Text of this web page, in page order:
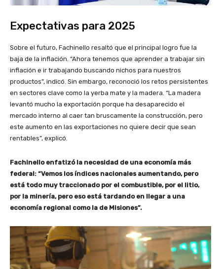
Expectativas para 2025
Sobre el futuro, Fachinello resaltó que el principal logro fue la
baja de la inflación. “Ahora tenemos que aprender a trabajar sin
inflación e ir trabajando buscando nichos para nuestros
productos”, indicó. Sin embargo, reconoció los retos persistentes
en sectores clave como la yerba mate y la madera. “La madera
levantó mucho la exportación porque ha desaparecido el
mercado interno al caer tan bruscamente la construcción, pero
este aumento en las exportaciones no quiere decir que sean
rentables”, explicó.
Fachinello enfatizó la necesidad de una economía más
federal: “Vemos los índices nacionales aumentando, pero
está todo muy traccionado por el combustible, por el litio,
por la minería, pero eso está tardando en llegar a una
economía regional como la de Misiones”.